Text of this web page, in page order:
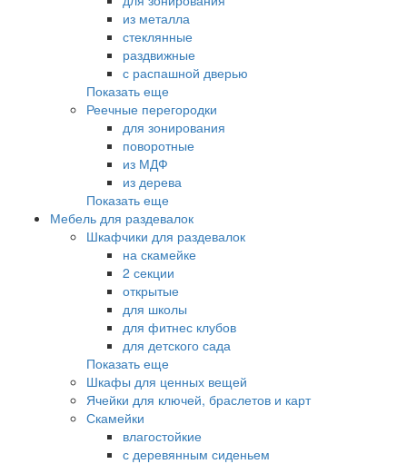
из металла
стеклянные
раздвижные
с распашной дверью
Показать еще
Реечные перегородки
для зонирования
поворотные
из МДФ
из дерева
Показать еще
Мебель для раздевалок
Шкафчики для раздевалок
на скамейке
2 секции
открытые
для школы
для фитнес клубов
для детского сада
Показать еще
Шкафы для ценных вещей
Ячейки для ключей, браслетов и карт
Скамейки
влагостойкие
с деревянным сиденьем